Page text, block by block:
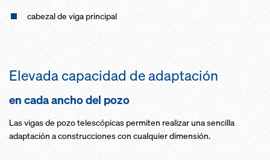
cabezal de viga principal
Elevada capacidad de adaptación
en cada ancho del pozo
Las vigas de pozo telescópicas permiten realizar una sencilla
adaptación a construcciones con cualquier dimensión.